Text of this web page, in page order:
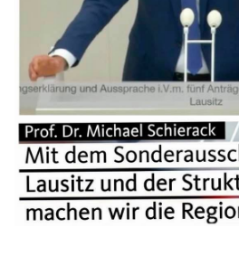
PRAKTIKUM
LINKS